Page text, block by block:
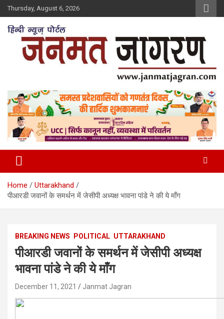
Skip
to
content
Thursday, August 6, 2026
Home
Uttarakhand
पीआरडी जवानों के समर्थन में जेसीपी अध्यक्ष भावना पांडे ने की ये माँग
BREAKING NEWS POLITICAL UTTARAKHAND
पीआरडी जवानों के समर्थन में जेसीपी अध्यक्ष
भावना पांडे ने की ये माँग
December 11, 2021 Janmat Jagran